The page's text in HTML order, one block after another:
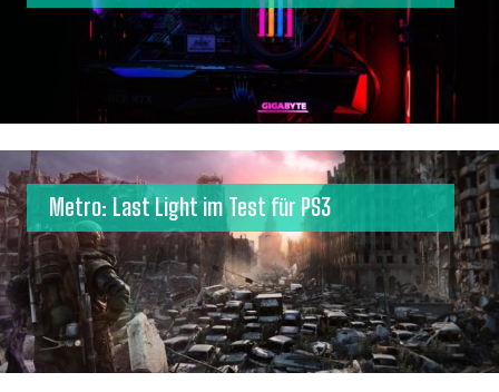
Metro: Last Light im Test für PS3